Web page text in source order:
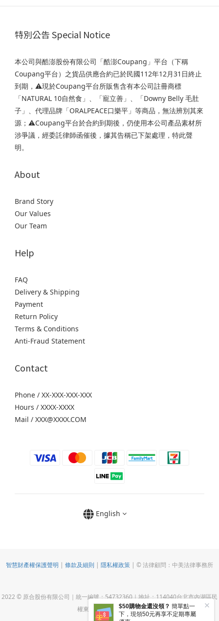
特別公告 Special Notice
本公司與酷澎股份有限公司「酷澎Coupang」平台（下稱
Coupang平台）之貨品供應合約已於民國112年12月31日終止
到期，⚠️現於Coupang平台所販售含有本公司註冊商標
「NATURAL 10自然食」、「寵立善」、「Downy Belly 毛肚
子」、代理品牌「ORALPEACE口樂平」等商品，無法辨別其來
源；⚠️Coupang平台於合約到期後，仍使用本公司產品素材所
涉爭議，經委託律師函催後，據其告稱已下架處理，特此聲
明。
About
Brand Story
Our Values
Our Team
Help
FAQ
Delivery & Shipping
Payment
Return Policy
Terms & Conditions
Anti-Fraud Statement
Contact
Phone / XX-XXX-XXX-XXX
Hours / XXXX-XXXX
Mail / XXX@XXXX.COM
English
智慧財產權保護聲明 | 條款及細則 | 隱私權政策 | © 法律顧問：中美法律事務所
2022 © 原合股份有限公司｜統一編號：54732360｜地址：114040台北市內湖區民
權東路六段123巷28號2F